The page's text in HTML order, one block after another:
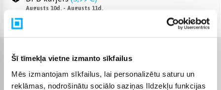
Šī tīmekļa vietne izmanto sīkfailus
Mēs izmantojam sīkfailus, lai personalizētu saturu un
reklāmas, nodrošinātu sociālo saziņas līdzekļu funkcijas
Augusts 10d. - Augusts 11d.
Raksturlielumi
Ražotājs LEGO